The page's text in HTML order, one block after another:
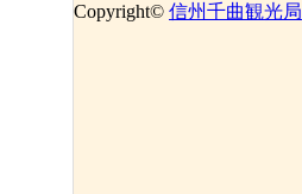
Copyright© 信州千曲観光局